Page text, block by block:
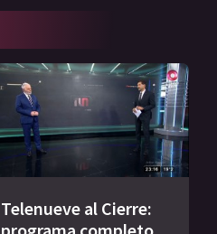
Telenueve al Cierre: